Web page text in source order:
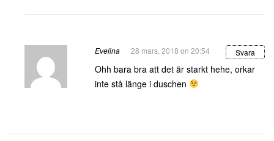
Evelina 28 mars, 2018 on 20:54 Svara
Ohh bara bra att det är starkt hehe, orkar
inte stå länge i duschen